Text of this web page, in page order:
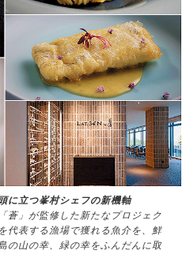
に立つ峯村シェフの新機軸
蒼」が監修した新たなプロジェク
代表する漁場で獲れる魚介を、鮮
の山の幸、緑の幸をふんだんに取